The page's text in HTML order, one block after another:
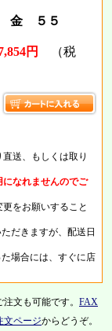
金 ５５
円
（税
送、もしくは取り
なれませんのでご
をお願いすること
だきますが、配送日
場合には、すぐに店
文も可能です。 FAX
文ページからどうぞ。